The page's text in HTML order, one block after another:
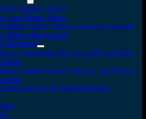
Adapter Makro
Auto Makro Tubus
Macro Vizelex Focusing Helicoid
Makro-Balgengerät
Umkehrring für Canon RF und EOS
Umkehrring für Nikon Z und Nikon F
für Makrofotografie